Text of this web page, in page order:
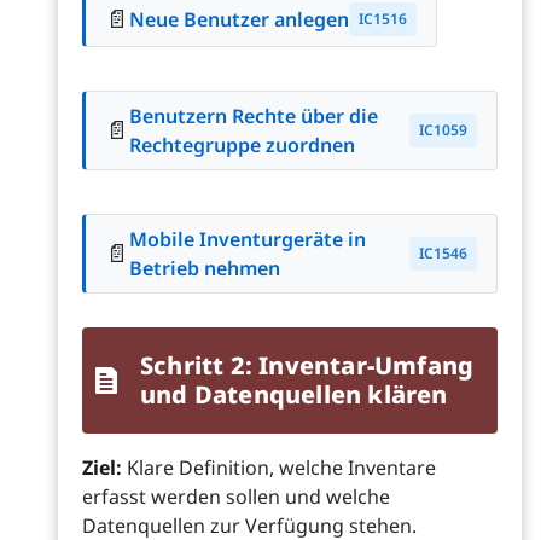
📄 Neue Benutzer anlegen IC1516
📄 Benutzern Rechte über die
Rechtegruppe zuordnen
IC1059
📄 Mobile Inventurgeräte in
Betrieb nehmen
IC1546
Schritt 2: Inventar-Umfang
und Datenquellen klären
Ziel: Klare Definition, welche Inventare
erfasst werden sollen und welche
Datenquellen zur Verfügung stehen.